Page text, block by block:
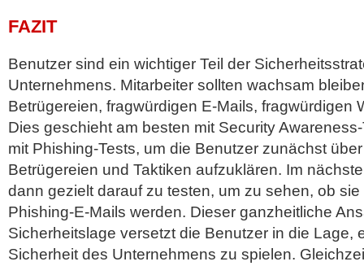
FAZIT
Benutzer sind ein wichtiger Teil der
Unternehmens. Mitarbeiter sollten wachsam
Betrügereien, fragwürdigen E-Mails, fragwürdigen
Dies geschieht am besten mit Security
mit Phishing-Tests, um die Benutzer zunächst
Betrügereien und Taktiken aufzuklären. Im
dann gezielt darauf zu testen, um zu sehen, ob
Phishing-E-Mails werden. Dieser ganzheitliche
Sicherheitslage versetzt die Benutzer in die Lage,
Sicherheit des Unternehmens zu spielen.